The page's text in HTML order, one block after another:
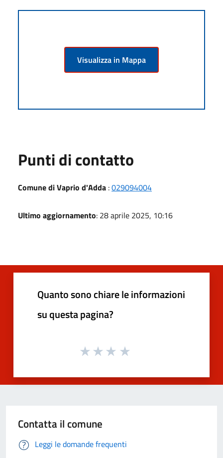
Visualizza in Mappa
Punti di contatto
Comune di Vaprio d'Adda :029094004
Ultimo aggiornamento: 28 aprile 2025, 10:16
Quanto sono chiare le informazioni
su questa pagina?
Contatta il comune
Leggi le domande frequenti